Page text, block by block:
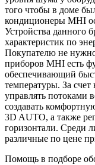
того чтобы в доме
кондиционеры MHI
Устройства данного
характеристик по
Покупателю не
приборов MHI есть
обеспечивающий
температуры. За
управлять потоками
создавать
3D AUTO, а также
горизонтали. Среди
различные по цене
Помощь в подборе